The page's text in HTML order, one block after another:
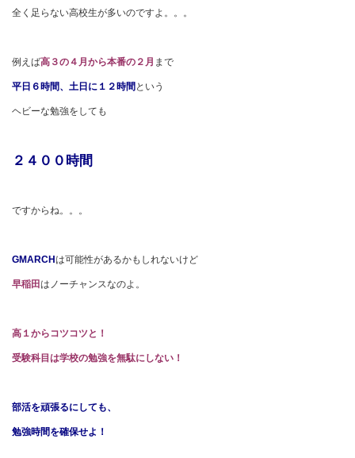
全く足らない高校生が多いのですよ。。。
例えば高３の４月から本番の２月 まで
平日６時間、土日に１２時間 という
ヘビーな勉強をしても
２４００時間
ですからね。。。
GMARCHは可能性があるかもしれないけど
早稲田はノーチャンスなのよ。
高１からコツコツと！
受験科目は学校の勉強を無駄にしない！
部活を頑張るにしても、
勉強時間を確保せよ！